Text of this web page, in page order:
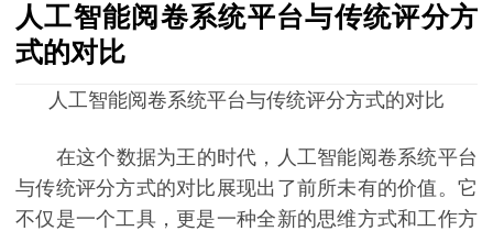
人工智能阅卷系统平台与传统评分方
式的对比
人工智能阅卷系统平台与传统评分方式的对比
在这个数据为王的时代，人工智能阅卷系统平台
与传统评分方式的对比展现出了前所未有的价值。它
不仅是一个工具，更是一种全新的思维方式和工作方